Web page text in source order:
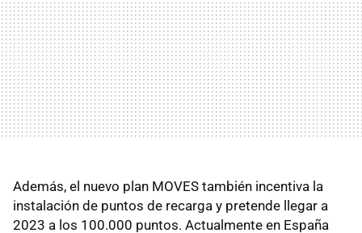
Además, el nuevo plan MOVES también incentiva la
instalación de puntos de recarga y pretende llegar a
2023 a los 100.000 puntos. Actualmente en España